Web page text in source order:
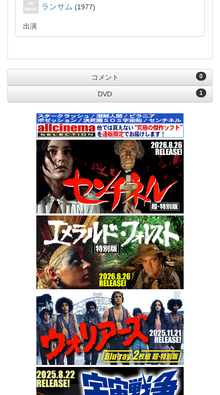
ランサム 1977
出演
0
コメント
1
DVD